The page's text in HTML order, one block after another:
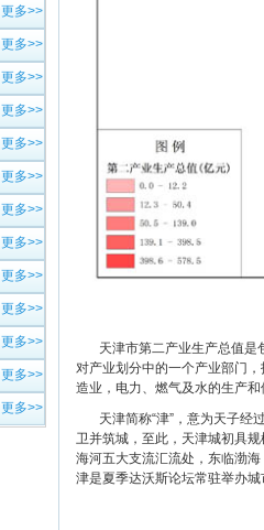
更多>>
更多>>
更多>>
更多>>
更多>>
更多>>
更多>>
更多>>
更多>>
更多>>
更多>>
更多>>
更多>>
天津市第二产业生产总值是
对产业划分中的一个产业部门
造业，电力、燃气及水的生产
天津简称“津”，意为天子经
卫并筑城，至此，天津城初具
海河五大支流汇流处，东临渤
津是夏季达沃斯论坛常驻举办城